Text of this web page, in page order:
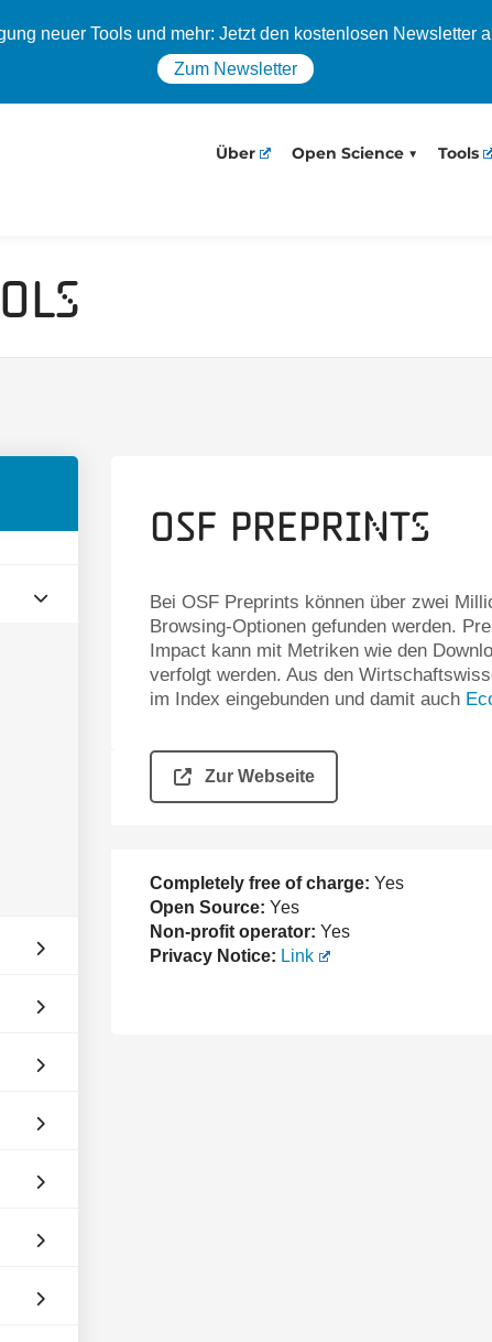
neuer Tools und mehr: Jetzt den kostenlosen Newsletter
Zum Newsletter
Über Open Science Tools
OSF Preprints
Bei OSF Preprints können über zwei
Browsing-Optionen gefunden werden.
Impact kann mit Metriken wie den
verfolgt werden. Aus den
im Index eingebunden und damit auch
Zur Webseite
Completely free of charge: Yes
Open Source: Yes
Non-profit operator: Yes
Privacy Notice: Link